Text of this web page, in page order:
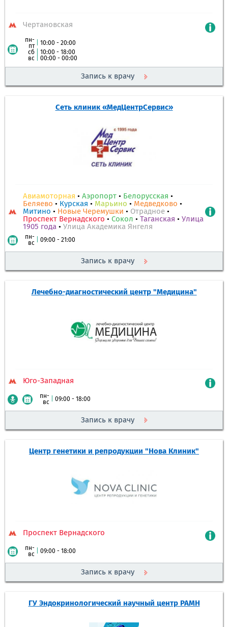
Чертановская
пн-
пт| 10:00 - 20:00
сб
10:00 - 18:00
вс
00:00 - 00:00
Запись к врачу
Сеть клиник «МедЦентрСервис»
Авиамоторная • Аэропорт • Белорусская •
Беляево • Курская • Марьино • Медведково •
Митино • Новые Черемушки • Отрадное •
Проспект Вернадского • Сокол • Таганская • Улица
1905 года • Улица Академика Янгеля
пн-
вс
09:00 - 21:00
Запись к врачу
Лечебно-диагностический центр "Медицина"
Юго-Западная
пн-
вс
09:00 - 18:00
Запись к врачу
Центр генетики и репродукции "Нова Клиник"
Проспект Вернадского
пн-
вс
09:00 - 18:00
Запись к врачу
ГУ Эндокринологический научный центр РАМН